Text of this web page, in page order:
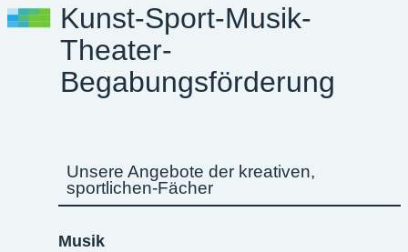
Kunst-Sport-Musik-
Theater-
Begabungsförderung
Unsere Angebote der kreativen,
sportlichen-Fächer
Musik